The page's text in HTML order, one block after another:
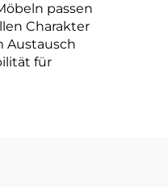
passen
Charakter
Austausch
für